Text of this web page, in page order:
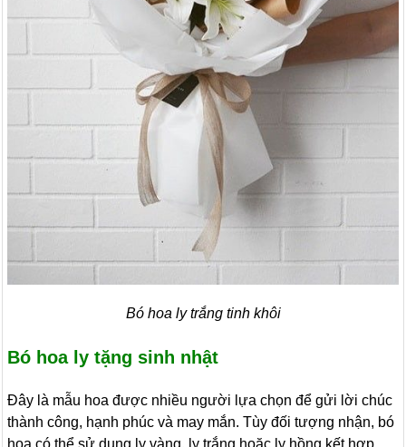
Bó hoa ly trắng tinh khôi
Bó hoa ly tặng sinh nhật
Đây là mẫu hoa được nhiều người lựa chọn để gửi lời chúc
thành công, hạnh phúc và may mắn. Tùy đối tượng nhận, bó
hoa có thể sử dụng ly vàng, ly trắng hoặc ly hồng kết hợp